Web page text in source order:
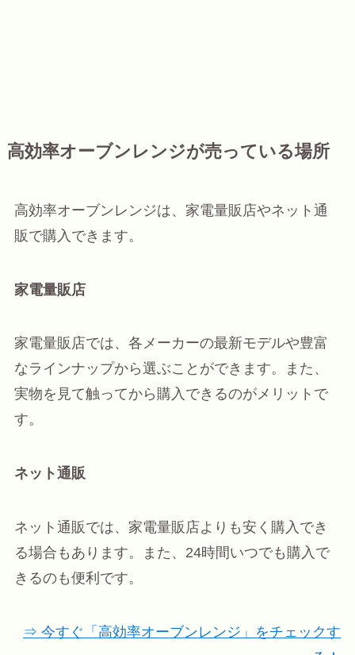
高効率オーブンレンジが売っている場所
高効率オーブンレンジは、家電量販店やネット通
販で購入できます。
家電量販店
家電量販店では、各メーカーの最新モデルや豊富
なラインナップから選ぶことができます。また、
実物を見て触ってから購入できるのがメリットで
す。
ネット通販
ネット通販では、家電量販店よりも安く購入でき
る場合もあります。また、24時間いつでも購入で
きるのも便利です。
⇒ 今すぐ「高効率オーブンレンジ」をチェックす